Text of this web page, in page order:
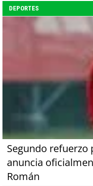
DEPORTES
Segundo refuerzo
anuncia
Román